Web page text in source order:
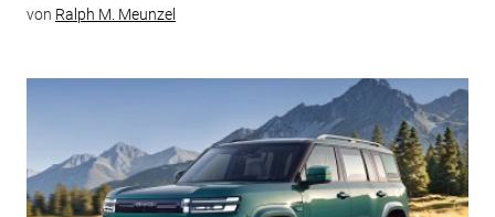
von Ralph M. Meunzel